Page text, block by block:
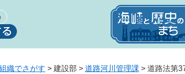
織でさがす > 建設部 > 道路河川管理課 > 道路法第